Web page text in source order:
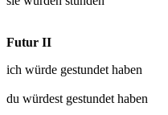
Futur II
ich würde gestundethaben
du würdest gestundethaben